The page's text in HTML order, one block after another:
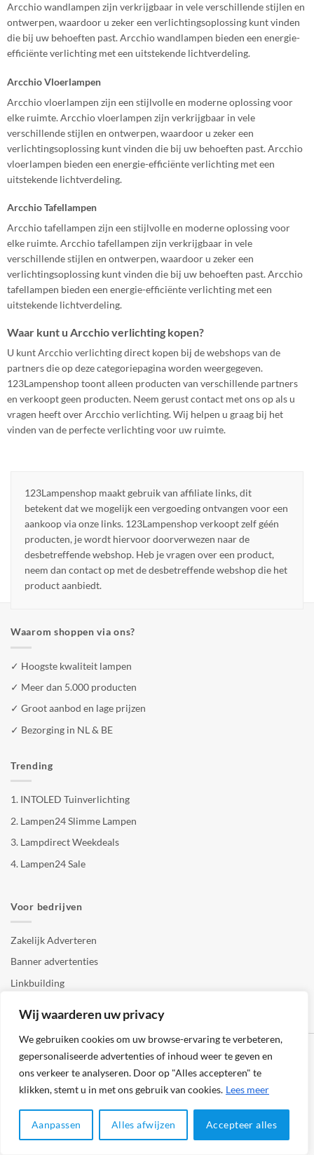
Wij waarderen uw privacy
We gebruiken cookies om uw browse-ervaring te verbeteren,
gepersonaliseerde advertenties of inhoud weer te geven en
ons verkeer te analyseren. Door op "Alles accepteren" te
klikken, stemt u in met ons gebruik van cookies. Lees meer
Aanpassen Alles afwijzen Accepteer alles
Arcchio wandlampen zijn verkrijgbaar in vele verschillende stijlen en
ontwerpen, waardoor u zeker een verlichtingsoplossing kunt vinden
die bij uw behoeften past. Arcchio wandlampen bieden een energie-
efficiënte verlichting met een uitstekende lichtverdeling.
Arcchio Vloerlampen
Arcchio vloerlampen zijn een stijlvolle en moderne oplossing voor
elke ruimte. Arcchio vloerlampen zijn verkrijgbaar in vele
verschillende stijlen en ontwerpen, waardoor u zeker een
verlichtingsoplossing kunt vinden die bij uw behoeften past. Arcchio
vloerlampen bieden een energie-efficiënte verlichting met een
uitstekende lichtverdeling.
Arcchio Tafellampen
Arcchio tafellampen zijn een stijlvolle en moderne oplossing voor
elke ruimte. Arcchio tafellampen zijn verkrijgbaar in vele
verschillende stijlen en ontwerpen, waardoor u zeker een
verlichtingsoplossing kunt vinden die bij uw behoeften past. Arcchio
tafellampen bieden een energie-efficiënte verlichting met een
uitstekende lichtverdeling.
Waar kunt u Arcchio verlichting kopen?
U kunt Arcchio verlichting direct kopen bij de webshops van de
partners die op deze categoriepagina worden weergegeven.
123Lampenshop toont alleen producten van verschillende partners
en verkoopt geen producten. Neem gerust contact met ons op als u
vragen heeft over Arcchio verlichting. Wij helpen u graag bij het
vinden van de perfecte verlichting voor uw ruimte.
123Lampenshop maakt gebruik van affiliate links, dit
betekent dat we mogelijk een vergoeding ontvangen voor een
aankoop via onze links. 123Lampenshop verkoopt zelf géén
producten, je wordt hiervoor doorverwezen naar de
desbetreffende webshop. Heb je vragen over een product,
neem dan contact op met de desbetreffende webshop die het
product aanbiedt.
Waarom shoppen via ons?
✓ Hoogste kwaliteit lampen
✓ Meer dan 5.000 producten
✓ Groot aanbod en lage prijzen
✓ Bezorging in NL & BE
Trending
1. INTOLED Tuinverlichting
2. Lampen24 Slimme Lampen
3. Lampdirect Weekdeals
4. Lampen24 Sale
Voor bedrijven
Zakelijk Adverteren
Banner advertenties
Linkbuilding
© 2026 -123Lampenshop